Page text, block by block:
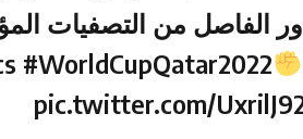
الفاصل من التصفيات
#WorldCupQatar2022
pic.twitter.com/